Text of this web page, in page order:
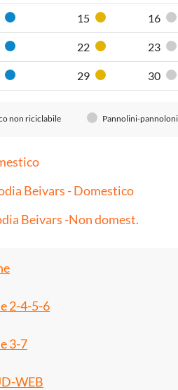
Carta 15 Plastica 16
Carta 22 Plastica 23
Carta 29 Plastica 30
non riciclabile Pannolini-pannoloni
Beivars - Domestico
Beivars -Non domest.
2-4-5-6
3-7
WEB